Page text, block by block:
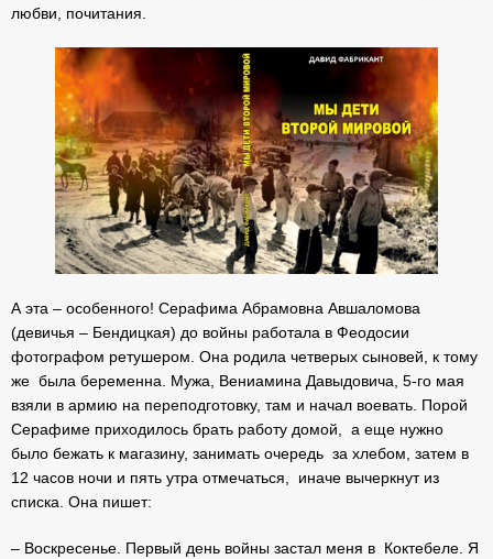
любви, почитания.
А эта – особенного! Серафима Абрамовна Авшаломова
(девичья – Бендицкая) до войны работала в Феодосии
фотографом ретушером. Она родила четверых сыновей, к тому
же была беременна. Мужа, Вениамина Давыдовича, 5-го мая
взяли в армию на переподготовку, там и начал воевать. Порой
Серафиме приходилось брать работу домой, а еще нужно
было бежать к магазину, занимать очередь за хлебом, затем в
12 часов ночи и пять утра отмечаться, иначе вычеркнут из
списка. Она пишет:
– Воскресенье. Первый день войны застал меня в Коктебеле. Я